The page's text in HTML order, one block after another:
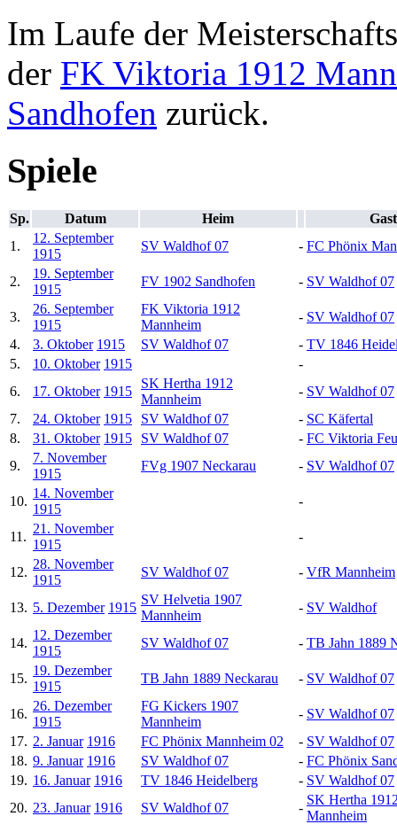
Im Laufe der
der FK Viktoria 1912
Sandhofen zurück.
Spiele
Sp. Datum Heim
Gast
1.
12. September
1915
SV Waldhof 07 - FC Phönix
2.
19. September
1915
FV 1902 Sandhofen - SV Waldhof 07
3.
26. September
1915
FK Viktoria 1912
Mannheim
- SV Waldhof 07
4.
3. Oktober 1915 SV Waldhof 07 - TV 1846
5.
10. Oktober 1915
-
6.
17. Oktober 1915
SK Hertha 1912
Mannheim
- SV Waldhof 07
7.
24. Oktober 1915 SV Waldhof 07 - SC Käfertal
8.
31. Oktober 1915 SV Waldhof 07 - FC Viktoria
9.
7. November
1915
FVg 1907 Neckarau - SV Waldhof 07
10.
14. November
1915
-
11.
21. November
1915
-
12.
28. November
1915
SV Waldhof 07 - VfR Mannheim
13. 5. Dezember 1915
SV Helvetia 1907
Mannheim
- SV Waldhof
14.
12. Dezember
1915
SV Waldhof 07 - TB Jahn 1889
15.
19. Dezember
1915
TB Jahn 1889 Neckarau - SV Waldhof 07
16.
26. Dezember
1915
FG Kickers 1907
Mannheim
- SV Waldhof 07
17. 2. Januar 1916 FC Phönix Mannheim 02 - SV Waldhof 07
18. 9. Januar 1916 SV Waldhof 07 - FC Phönix
19. 16. Januar 1916 TV 1846 Heidelberg - SV Waldhof 07
20. 23. Januar 1916 SV Waldhof 07 -
SK Hertha
Mannheim